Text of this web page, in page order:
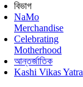
বিভাগ
NaMo
Merchandise
Celebrating
Motherhood
আন্তর্জাতিক
Kashi Vikas Yatra